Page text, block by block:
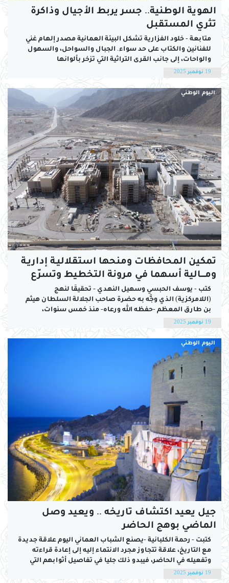
الهوية الوطنية.. جسر يربط الأجيال وذاكرة
تثري المستقبل
متابعة - خلود الفزارية تشكل البيئة العمانية مصدر إلهام غني
للفنانين والكتاب على حد سواء. الجبال والسواحل، والسهول
والواحات، إلى جانب القرى التراثية التي تزخر بألوانها
وتضاريسها وعاداتها وتقاليدها، تمنح الأعمال الفنية روح
المكان وتعزز الارتباط بالهوية الوطنية، ويساهم التراث في منح
العمل الفني بصمة مميزة، تعكس مدى ارتباط الفنان بمحيطه،
وتتيح...
19 نوفمبر 2025
اليوم الوطني
تمكين المحافظات ومنحها استقلاليـة إداريـة
ومــــالية أسهما في مرونة التخطيط وتسرّع
الإنجاز
كتب - يوسف الحبسي وسهيل النهدي - تحقيقًا لنهج
(اللامركزية) الذي وجَّه به حضرة صاحب الجلالة السلطان هيثم
بن طارق المعظم -حفظه الله ورعاه- منذ خمس سنوات،
شهدت محافظات سلطنة عمان نقلة نوعية وحراكا تنمويا
متناسقا بين تنفيذ المشاريع وتوسيعها والسرعة في إنجازها،
مستندة إلى منح المحافظات الاستقلالية...
19 نوفمبر 2025
اليوم الوطني
جيل يعيد اكتشاف تاريخه .. ويعيد وصل
الماضي بوهج الحاضر
كتبت - رحمة الكلبانية -يصنع الشباب العماني اليوم علاقة جديدة
مع التاريخ، علاقة تتجاوز مجرد الانتماء إليه إلى إعادة قراءته
وتفعيله في الحاضر، فيبدو ذلك جليا في تفاصيل أثوابهم التي
تستعيد ملامح أجدادهم، وفي نوتة اللبان التي تعبق في الأمكنة،
وفي الاحتفاء بالفنون والمرويات القديمة في قوالب حديثة
19 نوفمبر 2025